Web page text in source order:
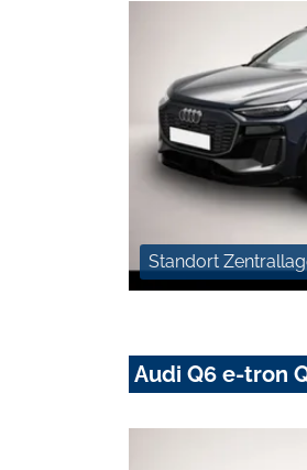
Standort
Audi Q6 e-tron